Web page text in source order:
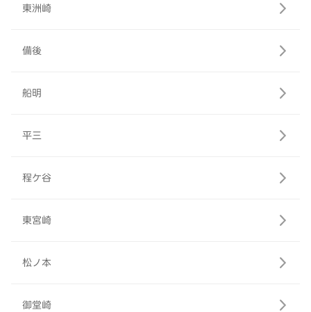
東洲崎
備後
船明
平三
程ケ谷
東宮崎
松ノ本
御堂崎